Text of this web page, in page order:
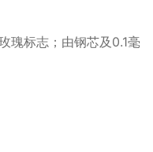
瑰标志；由钢芯及0.1毫